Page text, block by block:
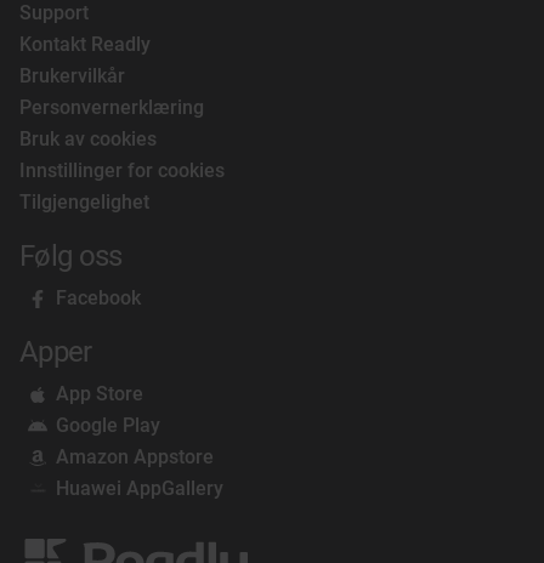
Support
Kontakt Readly
Brukervilkår
Personvernerklæring
Bruk av cookies
Innstillinger for cookies
Tilgjengelighet
Følg oss
Facebook
Apper
App Store
Google Play
Amazon Appstore
Huawei AppGallery